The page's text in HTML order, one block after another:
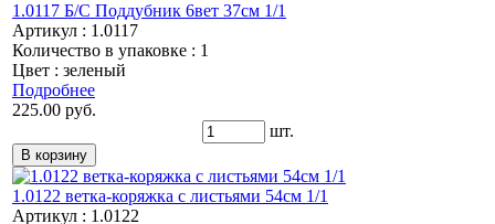
1.0117 Б/С Поддубник 6вет 37см 1/1
Артикул : 1.0117
Количество в упаковке : 1
Цвет : зеленый
Подробнее
225.00 руб.
шт.
1.0122 ветка-коряжка с листьями 54см 1/1
Артикул : 1.0122